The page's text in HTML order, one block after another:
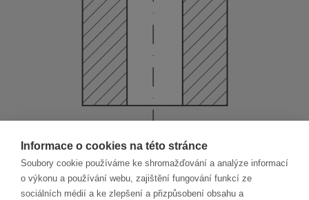
Informace o cookies na této stránce
Soubory cookie používáme ke shromažďování a analýze informací
o výkonu a používání webu, zajištění fungování funkcí ze
sociálních médií a ke zlepšení a přizpůsobení obsahu a